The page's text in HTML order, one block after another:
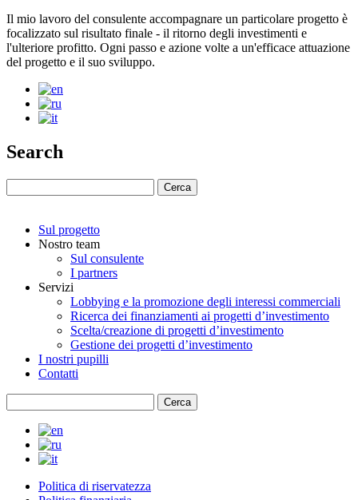
Il mio lavoro del consulente accompagnare un particolare progetto è
focalizzato sul risultato finale - il ritorno degli investimenti e
l'ulteriore profitto. Ogni passo e azione volte a un'efficace attuazione
del progetto e il suo sviluppo.
Search
Sul progetto
Nostro team
Sul consulente
I partners
Servizi
Lobbying e la promozione degli interessi commerciali
Ricerca dei finanziamenti ai progetti d’investimento
Scelta/creazione di progetti d’investimento
Gestione dei progetti d’investimento
I nostri pupilli
Contatti
Politica di riservatezza